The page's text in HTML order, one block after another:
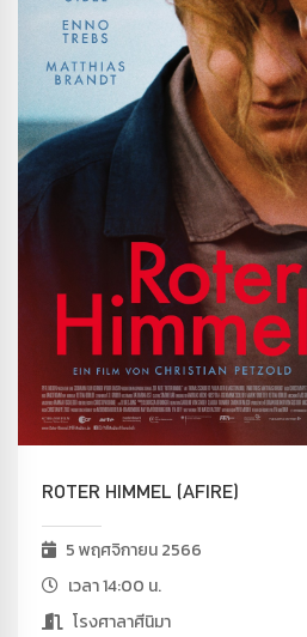
ROTER HIMMEL (AFIRE)
5 พฤศจิกายน 2566
เวลา 14:00 น.
โรงศาลาศีนิมา